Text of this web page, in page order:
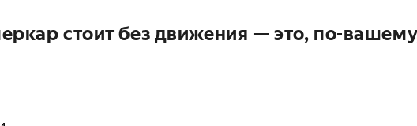
стоит без движения — это, по-